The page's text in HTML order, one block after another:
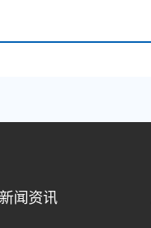
新闻资讯